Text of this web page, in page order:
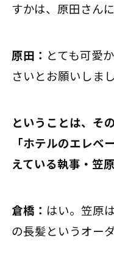
すかは、原田さん
原田： とても可愛
さいとお願いしまし
――ということは、
「ホテルのエレベ
えている執事・笠
倉橋： はい。笠原
の長髪というオー